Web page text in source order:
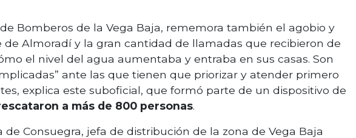
Bomberos de la Vega Baja, rememora también el agobio y
Almoradí y la gran cantidad de llamadas que recibieron de
el nivel del agua aumentaba y entraba en sus casas. Son
ante las que tienen que priorizar y atender primero
explica este suboficial, que formó parte de un dispositivo de
a más de 800 personas.
de Consuegra, jefa de distribución de la zona de Vega Baja